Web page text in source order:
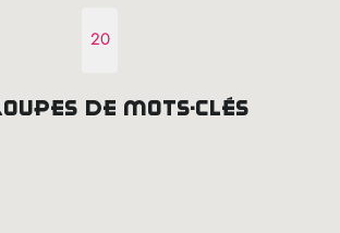
20
de mots-clés